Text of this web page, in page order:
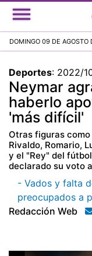
DOMINGO 09 DE AGOSTO
Deportes: 2022/
Neymar
haberlo
'más difícil'
Otras figuras como
Rivaldo, Romario,
y el "Rey" del
declarado su voto
- Vados y falta
preocupados a
Redacción Web